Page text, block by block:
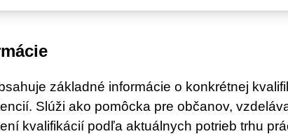
základné informácie o konkrétnej
Slúži ako pomôcka pre občanov,
kvalifikácií podľa aktuálnych potrieb trhu